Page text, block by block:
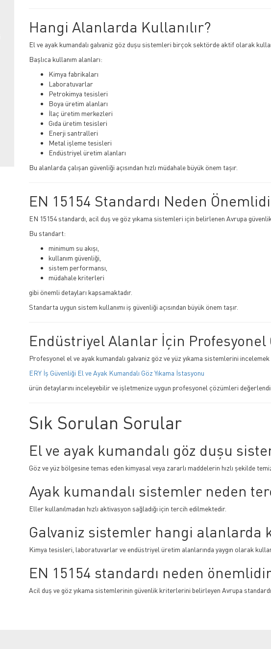
Hangi Alanlarda Kullanılır?
El ve ayak kumandalı galvaniz göz duşu sistemleri birçok sektörde aktif olarak
Başlıca kullanım alanları:
Kimya fabrikaları
Laboratuvarlar
Petrokimya tesisleri
Boya üretim alanları
İlaç üretim merkezleri
Gıda üretim tesisleri
Enerji santralleri
Metal işleme tesisleri
Endüstriyel üretim alanları
Bu alanlarda çalışan güvenliği açısından hızlı müdahale büyük önem taşır.
EN 15154 Standardı Neden
EN 15154 standardı, acil duş ve göz yıkama sistemleri için belirlenen Avrupa güvenlik
Bu standart:
minimum su akışı,
kullanım güvenliği,
sistem performansı,
müdahale kriterleri
gibi önemli detayları kapsamaktadır.
Standarta uygun sistem kullanımı iş güvenliği açısından büyük önem taşır.
Endüstriyel Alanlar İçin Profesyonel
Profesyonel el ve ayak kumandalı galvaniz göz ve yüz yıkama sistemlerini incelemek
ERY İş Güvenliği El ve Ayak Kumandalı Göz Yıkama İstasyonu
ürün detaylarını inceleyebilir ve işletmenize uygun profesyonel çözümleri
Sık Sorulan Sorular
El ve ayak kumandalı göz duşu
Göz ve yüz bölgesine temas eden kimyasal veya zararlı maddelerin hızlı şekilde
Ayak kumandalı sistemler neden
Eller kullanılmadan hızlı aktivasyon sağladığı için tercih edilmektedir.
Galvaniz sistemler hangi alanlarda
Kimya tesisleri, laboratuvarlar ve endüstriyel üretim alanlarında yaygın olarak
EN 15154 standardı neden
Acil duş ve göz yıkama sistemlerinin güvenlik kriterlerini belirleyen Avrupa